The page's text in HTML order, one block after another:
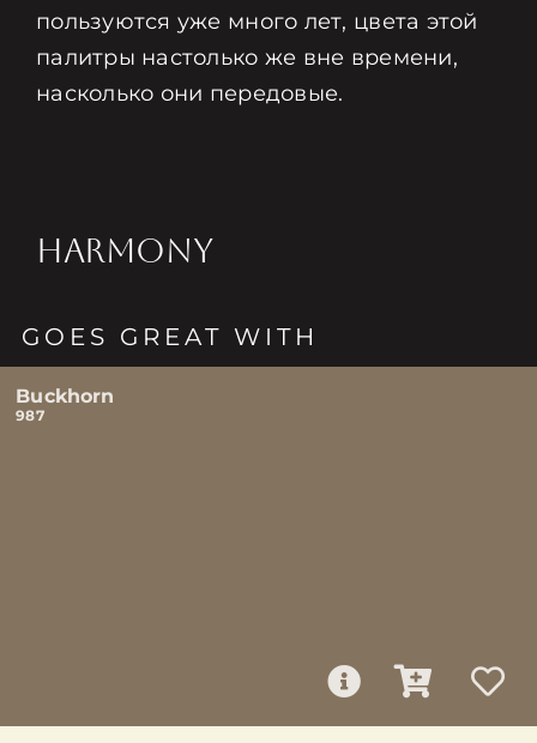
пользуются уже много лет, цвета этой
палитры настолько же вне времени,
насколько они передовые.
HARMONY
GOES GREAT WITH
Buckhorn
987